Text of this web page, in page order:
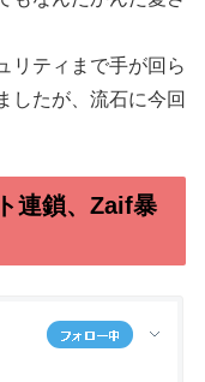
リティまで手が回ら
したが、流石に今回
連鎖、Zaif暴